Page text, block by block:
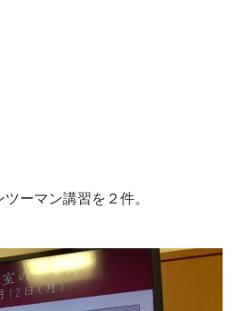
ーマン講習を２件。